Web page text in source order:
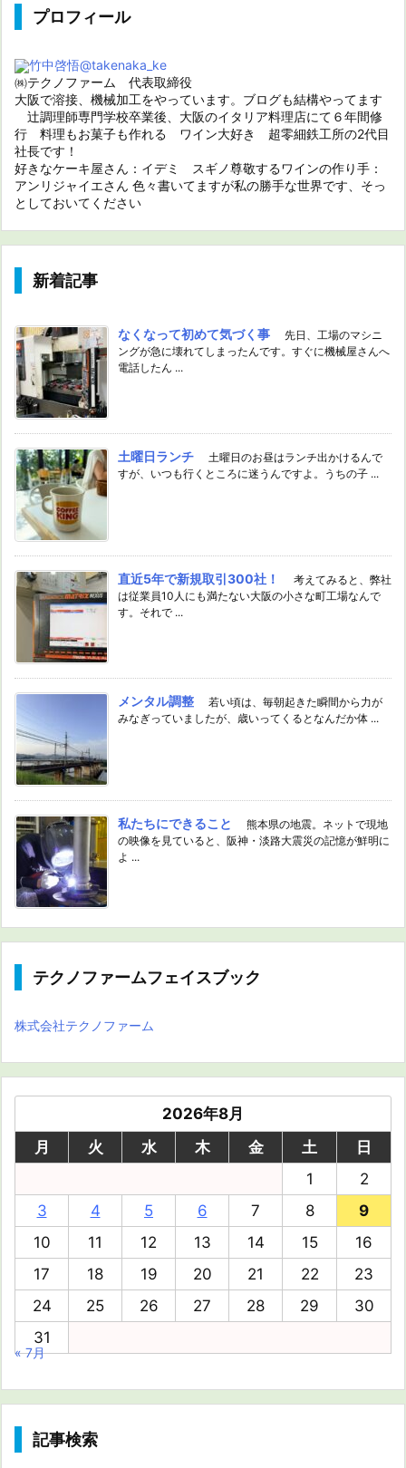
プロフィール
竹中啓悟@takenaka_ke
㈱テクノファーム 代表取締役
大阪で溶接、機械加工をやっています。ブログも結構やってます
辻調理師専門学校卒業後、大阪のイタリア料理店にて６年間修
行 料理もお菓子も作れる ワイン大好き 超零細鉄工所の2代目
社長です！
好きなケーキ屋さん：イデミ スギノ尊敬するワインの作り手：
アンリジャイエさん 色々書いてますが私の勝手な世界です、そっ
としておいてください
新着記事
なくなって初めて気づく事
先日、工場のマシニ
ングが急に壊れてしまったんです。すぐに機械屋さんへ
電話したん ...
土曜日ランチ
土曜日のお昼はランチ出かけるんで
すが、いつも行くところに迷うんですよ。うちの子 ...
直近5年で新規取引300社！
考えてみると、弊社
は従業員10人にも満たない大阪の小さな町工場なんで
す。それで ...
メンタル調整
若い頃は、毎朝起きた瞬間から力が
みなぎっていましたが、歳いってくるとなんだか体 ...
私たちにできること
熊本県の地震。ネットで現地
の映像を見ていると、阪神・淡路大震災の記憶が鮮明に
よ ...
テクノファームフェイスブック
株式会社テクノファーム
2026年8月
月
火 水 木 金 土
日
1
2
3
4 5 6 7 8
9
10
11 12 13 14 15
16
17
18 19 20 21 22
23
24
25 26 27 28 29
30
31
« 7月
記事検索